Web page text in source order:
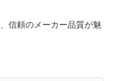
信頼のメーカー品質が魅